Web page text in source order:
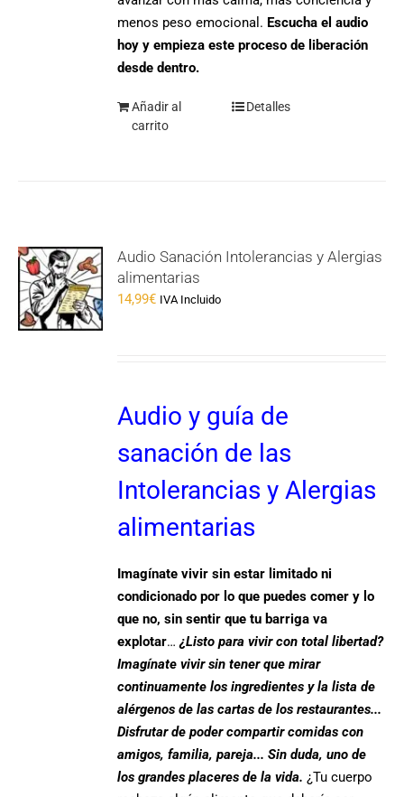
menos peso emocional. Escucha el audio
hoy y empieza este proceso de liberación
desde dentro.
Añadir al
carrito
Detalles
Audio Sanación Intolerancias y Alergias
alimentarias
14,99€ IVA Incluido
Audio y guía de
sanación de las
Intolerancias y Alergias
alimentarias
Imagínate vivir sin estar limitado ni
condicionado por lo que puedes comer y lo
que no, sin sentir que tu barriga va
explotar…¿Listo para vivir con total libertad?
Imagínate vivir sin tener que mirar
continuamente los ingredientes y la lista de
alérgenos de las cartas de los restaurantes...
Disfrutar de poder compartir comidas con
amigos, familia, pareja... Sin duda, uno de
los grandes placeres de la vida.¿Tu cuerpo